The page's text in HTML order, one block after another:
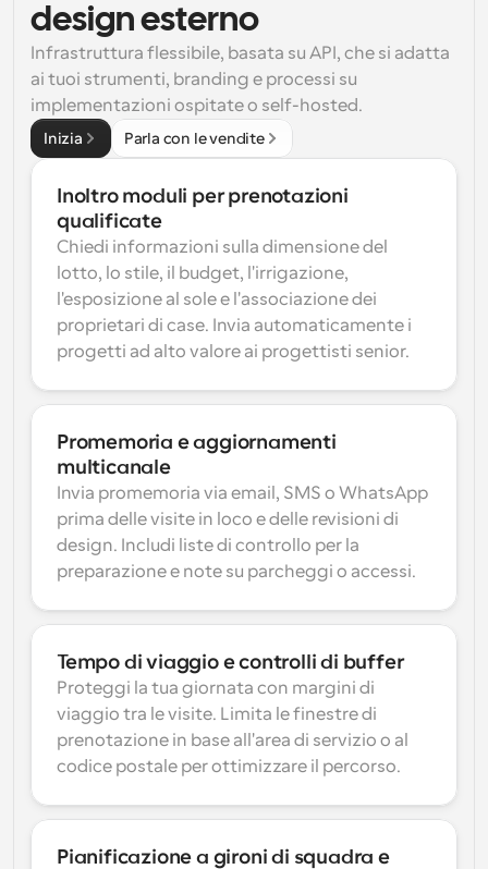
design esterno
Infrastruttura flessibile, basata su API, che si adatta
ai tuoi strumenti, branding e processi su
implementazioni ospitate o self-hosted.
Inizia Parla con le vendite
Inoltro moduli per prenotazioni
qualificate
Chiedi informazioni sulla dimensione del
lotto, lo stile, il budget, l'irrigazione,
l'esposizione al sole e l'associazione dei
proprietari di case. Invia automaticamente i
progetti ad alto valore ai progettisti senior.
Promemoria e aggiornamenti
multicanale
Invia promemoria via email, SMS o WhatsApp
prima delle visite in loco e delle revisioni di
design. Includi liste di controllo per la
preparazione e note su parcheggi o accessi.
Tempo di viaggio e controlli di buffer
Proteggi la tua giornata con margini di
viaggio tra le visite. Limita le finestre di
prenotazione in base all'area di servizio o al
codice postale per ottimizzare il percorso.
Pianificazione a gironi di squadra e